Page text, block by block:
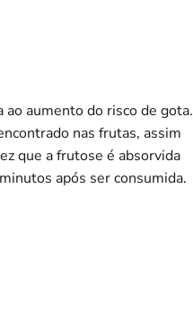
aumento do risco de gota.
nas frutas, assim
que a frutose é absorvida
após ser consumida.